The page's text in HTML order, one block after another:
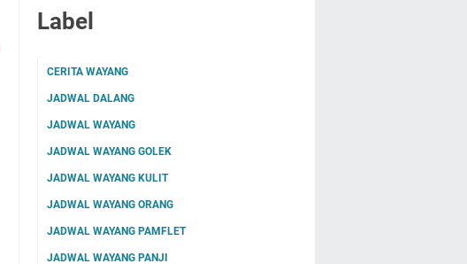
Label
CERITA WAYANG
JADWAL DALANG
JADWAL WAYANG
JADWAL WAYANG GOLEK
JADWAL WAYANG KULIT
JADWAL WAYANG ORANG
JADWAL WAYANG PAMFLET
JADWAL WAYANG PANJI